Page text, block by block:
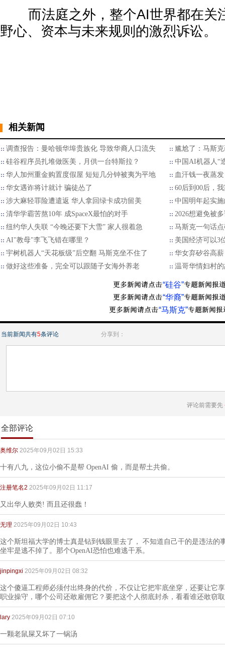
而法庭之外，整个AI世界都在关
野心、资本与未来规则的激烈诉讼。
相关新闻
调查报告：曼哈顿华埠贵族化 导致华裔人口流失
尴尬了：马斯
硅谷程序员扎堆做医美，月供一台特斯拉？
中国AI机器人“
华人加州重金购置度假屋 短短几分钟被夷为平地
血汗钱一夜蒸
华女遇诈将计就计 骗徒怂了
60后到00后，
涉大麻轻罪险遭遣返 华人拿回绿卡成功留美
中国明年起实
清华学霸苦熬10年 成SpaceX最怕的对手
2026想避免被
纽约华人失联 “今晚还要下大雪” 家人很着急
马斯克一句话
AI"教母"李飞飞错在哪里？
美国经济可以3
宇树机器人“天花板级”后空翻 马斯克坐不住了
华女弃矽谷高
做好这些准备，完全可以跟随子女海外养老
温哥华情妇村
“硅谷”
“华裔”
“马斯克”
当前新闻共有5条评论 分享到：
评论前需要先
全部评论
奥维尔 2025年09月02日 15:33
十有八九，这位小偷不是帮 OpenAI 偷，而是帮土共偷。
注册笔名2 2025年09月02日 11:17
又出华人败类! 而且还很蠢！
无理 2025年09月02日 10:43
这个斯坦福大学的博士真是钻到钱眼里去了， 不知道自己干的是违法的
坐牢是逃不掉了。那个OpenAI恐怕也难逃干系。
jinpingxi 2025年09月02日 08:32
这个傻逼工程师必须付出终身的代价，不仅让它把牢底坐穿，还要让它
职业操守，哪个公司还敢雇佣它？要把这个人彻底封杀，看看谁还敢窃
lary 2025年09月02日 07:10
一颗老鼠屎又坏了一锅汤